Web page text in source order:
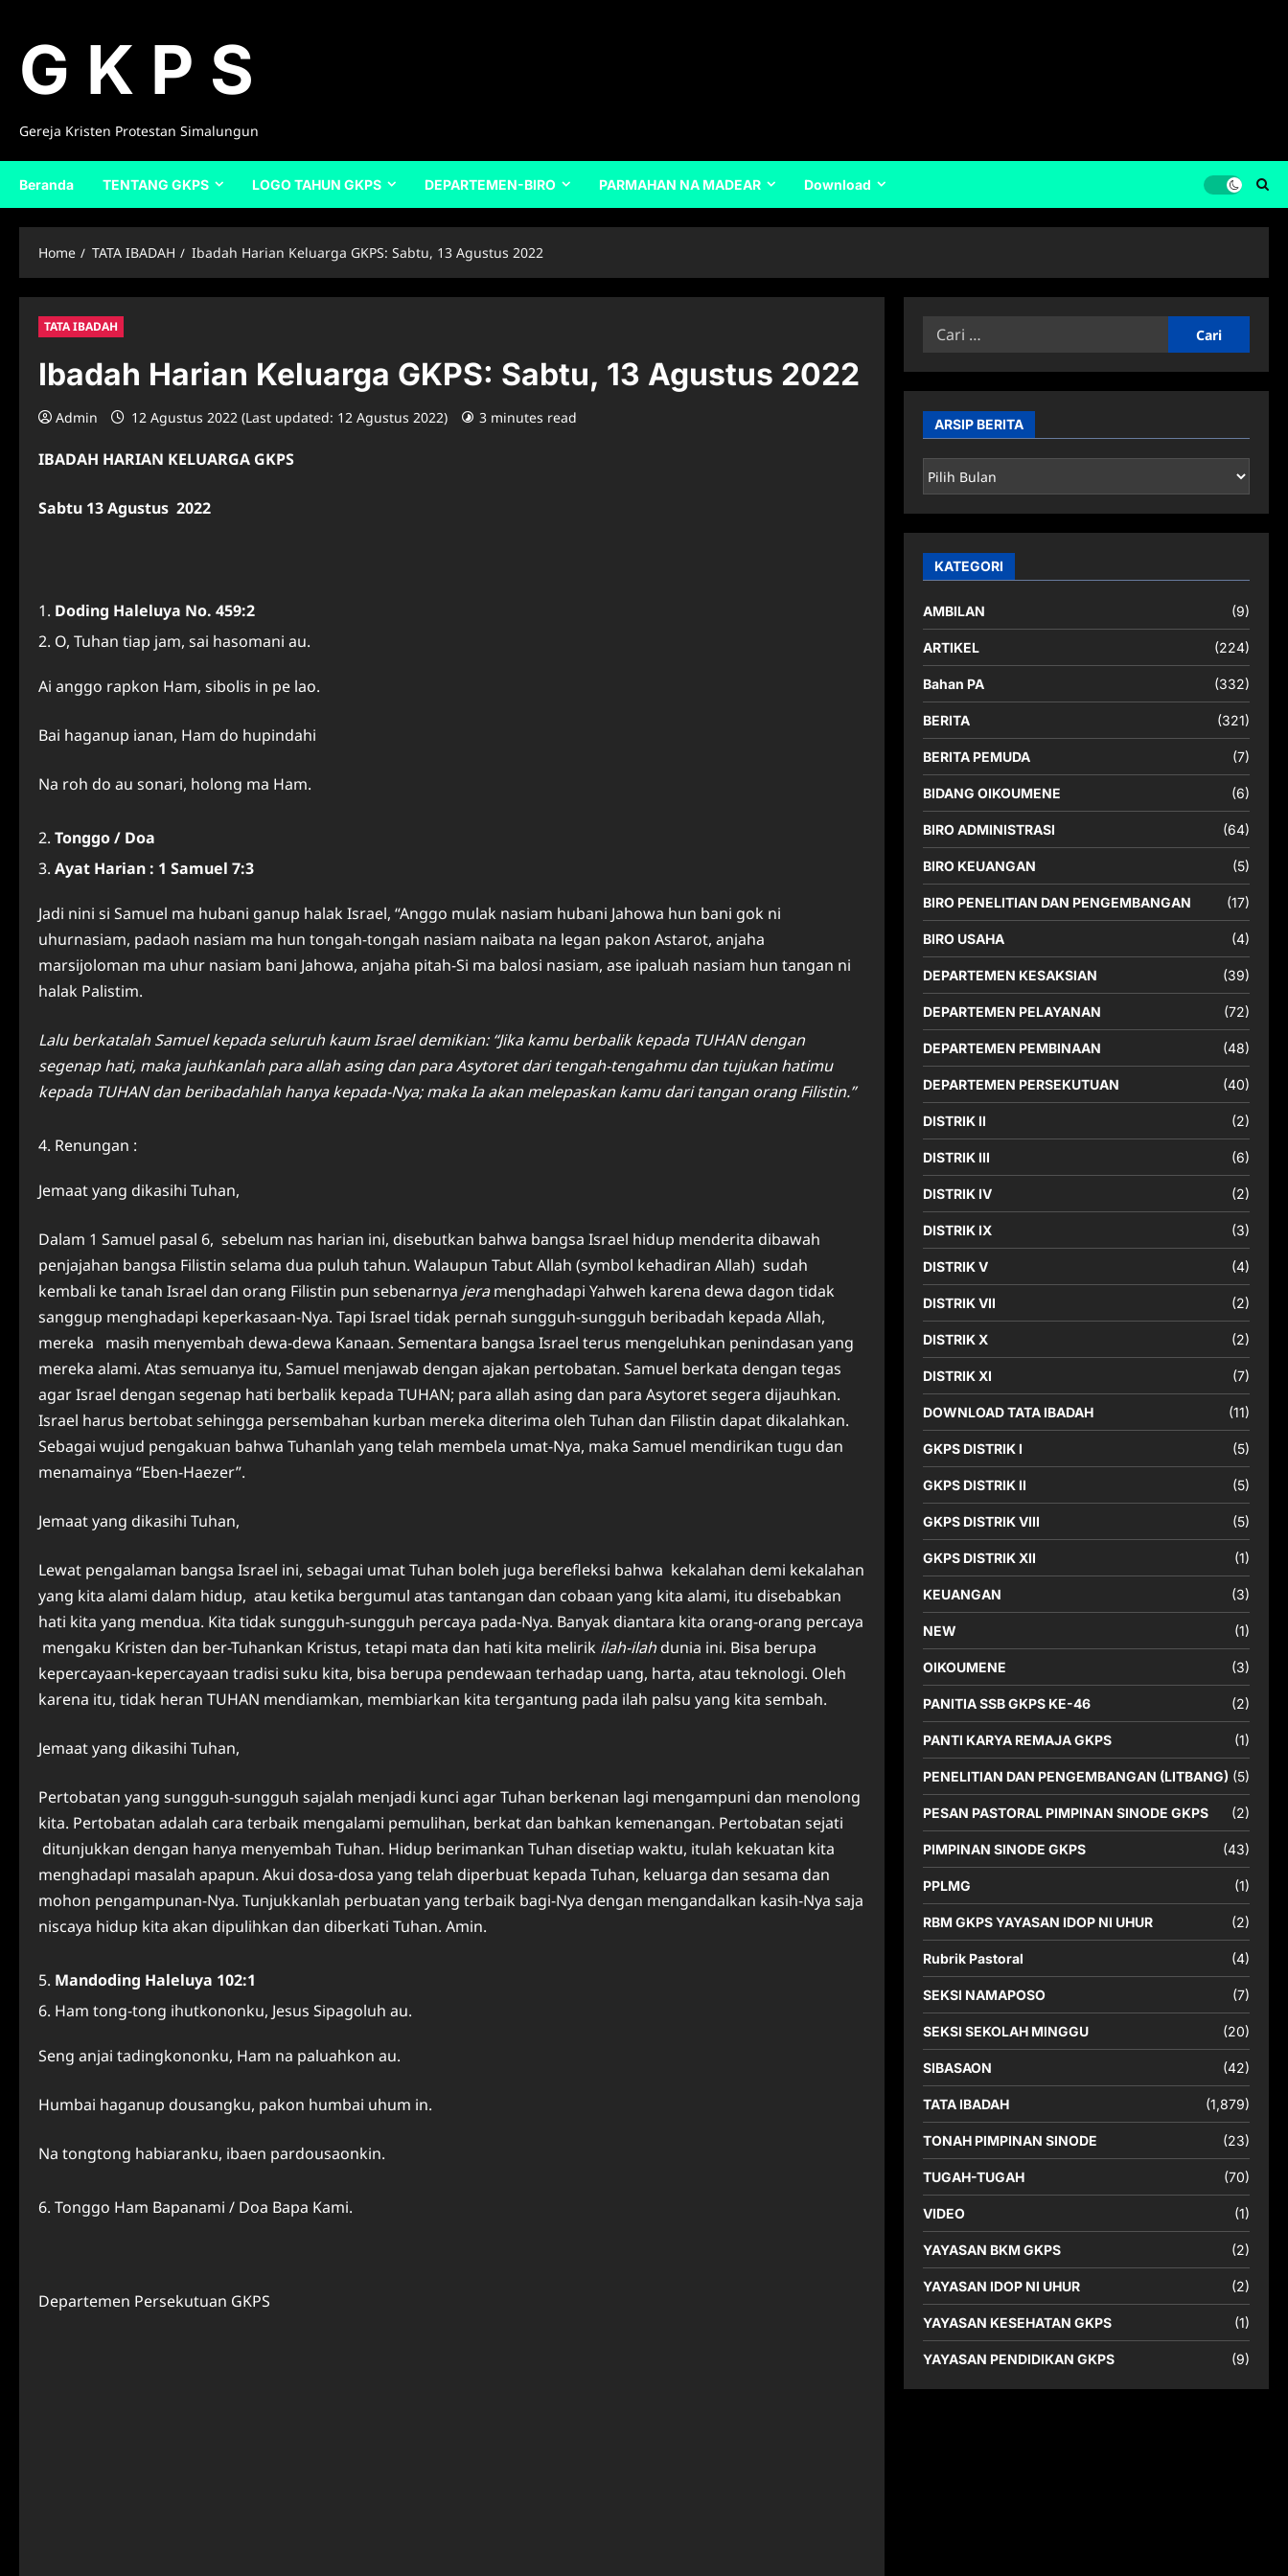
contentG K P S
Gereja Kristen Protestan Simalungun
Beranda TENTANG GKPS LOGO TAHUN GKPS DEPARTEMEN-BIRO PARMAHAN NA MADEAR Download
Home TATA IBADAH Ibadah Harian Keluarga GKPS: Sabtu, 13 Agustus 2022
TATA IBADAH
Ibadah Harian Keluarga GKPS: Sabtu, 13 Agustus 2022
Admin 12 Agustus 2022 (Last updated: 12 Agustus 2022) 3 minutes read
IBADAH HARIAN KELUARGA GKPS
Sabtu 13 Agustus 2022
Doding Haleluya No. 459:2
O, Tuhan tiap jam, sai hasomani au.
Ai anggo rapkon Ham, sibolis in pe lao.
Bai haganup ianan, Ham do hupindahi
Na roh do au sonari, holong ma Ham.
Tonggo / Doa
Ayat Harian : 1 Samuel 7:3
Jadi nini si Samuel ma hubani ganup halak Israel, “Anggo mulak nasiam hubani Jahowa hun bani gok ni
uhurnasiam, padaoh nasiam ma hun tongah-tongah nasiam naibata na legan pakon Astarot, anjaha
marsijoloman ma uhur nasiam bani Jahowa, anjaha pitah-Si ma balosi nasiam, ase ipaluah nasiam hun tangan ni
halak Palistim.
Lalu berkatalah Samuel kepada seluruh kaum Israel demikian: “Jika kamu berbalik kepada TUHAN dengan
segenap hati, maka jauhkanlah para allah asing dan para Asytoret dari tengah-tengahmu dan tujukan hatimu
kepada TUHAN dan beribadahlah hanya kepada-Nya; maka Ia akan melepaskan kamu dari tangan orang Filistin.”
Renungan :
Jemaat yang dikasihi Tuhan,
Dalam 1 Samuel pasal 6, sebelum nas harian ini, disebutkan bahwa bangsa Israel hidup menderita dibawah
penjajahan bangsa Filistin selama dua puluh tahun. Walaupun Tabut Allah (symbol kehadiran Allah) sudah
kembali ke tanah Israel dan orang Filistin pun sebenarnya jeramenghadapi Yahweh karena dewa dagon tidak
sanggup menghadapi keperkasaan-Nya. Tapi Israel tidak pernah sungguh-sungguh beribadah kepada Allah,
mereka masih menyembah dewa-dewa Kanaan. Sementara bangsa Israel terus mengeluhkan penindasan yang
mereka alami. Atas semuanya itu, Samuel menjawab dengan ajakan pertobatan. Samuel berkata dengan tegas
agar Israel dengan segenap hati berbalik kepada TUHAN; para allah asing dan para Asytoret segera dijauhkan.
Israel harus bertobat sehingga persembahan kurban mereka diterima oleh Tuhan dan Filistin dapat dikalahkan.
Sebagai wujud pengakuan bahwa Tuhanlah yang telah membela umat-Nya, maka Samuel mendirikan tugu dan
menamainya “Eben-Haezer”.
Jemaat yang dikasihi Tuhan,
Lewat pengalaman bangsa Israel ini, sebagai umat Tuhan boleh juga berefleksi bahwa kekalahan demi kekalahan
yang kita alami dalam hidup, atau ketika bergumul atas tantangan dan cobaan yang kita alami, itu disebabkan
hati kita yang mendua. Kita tidak sungguh-sungguh percaya pada-Nya. Banyak diantara kita orang-orang percaya
mengaku Kristen dan ber-Tuhankan Kristus, tetapi mata dan hati kita melirik ilah-ilah dunia ini. Bisa berupa
kepercayaan-kepercayaan tradisi suku kita, bisa berupa pendewaan terhadap uang, harta, atau teknologi. Oleh
karena itu, tidak heran TUHAN mendiamkan, membiarkan kita tergantung pada ilah palsu yang kita sembah.
Jemaat yang dikasihi Tuhan,
Pertobatan yang sungguh-sungguh sajalah menjadi kunci agar Tuhan berkenan lagi mengampuni dan menolong
kita. Pertobatan adalah cara terbaik mengalami pemulihan, berkat dan bahkan kemenangan. Pertobatan sejati
ditunjukkan dengan hanya menyembah Tuhan. Hidup berimankan Tuhan disetiap waktu, itulah kekuatan kita
menghadapi masalah apapun. Akui dosa-dosa yang telah diperbuat kepada Tuhan, keluarga dan sesama dan
mohon pengampunan-Nya. Tunjukkanlah perbuatan yang terbaik bagi-Nya dengan mengandalkan kasih-Nya saja
niscaya hidup kita akan dipulihkan dan diberkati Tuhan. Amin.
Mandoding Haleluya 102:1
Ham tong-tong ihutkononku, Jesus Sipagoluh au.
Seng anjai tadingkononku, Ham na paluahkon au.
Humbai haganup dousangku, pakon humbai uhum in.
Na tongtong habiaranku, ibaen pardousaonkin.
Tonggo Ham Bapanami / Doa Bapa Kami.
Departemen Persekutuan GKPS
Cari
ARSIP BERITA
ARSIP
BERITA
KATEGORI
AMBILAN (9)
ARTIKEL (224)
Bahan PA (332)
BERITA (321)
BERITA PEMUDA (7)
BIDANG OIKOUMENE (6)
BIRO ADMINISTRASI (64)
BIRO KEUANGAN (5)
BIRO PENELITIAN DAN PENGEMBANGAN (17)
BIRO USAHA (4)
DEPARTEMEN KESAKSIAN (39)
DEPARTEMEN PELAYANAN (72)
DEPARTEMEN PEMBINAAN (48)
DEPARTEMEN PERSEKUTUAN (40)
DISTRIK II (2)
DISTRIK III (6)
DISTRIK IV (2)
DISTRIK IX (3)
DISTRIK V (4)
DISTRIK VII (2)
DISTRIK X (2)
DISTRIK XI (7)
DOWNLOAD TATA IBADAH (11)
GKPS DISTRIK I (5)
GKPS DISTRIK II (5)
GKPS DISTRIK VIII (5)
GKPS DISTRIK XII (1)
KEUANGAN (3)
NEW (1)
OIKOUMENE (3)
PANITIA SSB GKPS KE-46 (2)
PANTI KARYA REMAJA GKPS (1)
PENELITIAN DAN PENGEMBANGAN (LITBANG) (5)
PESAN PASTORAL PIMPINAN SINODE GKPS (2)
PIMPINAN SINODE GKPS (43)
PPLMG (1)
RBM GKPS YAYASAN IDOP NI UHUR (2)
Rubrik Pastoral (4)
SEKSI NAMAPOSO (7)
SEKSI SEKOLAH MINGGU (20)
SIBASAON (42)
TATA IBADAH (1,879)
TONAH PIMPINAN SINODE (23)
TUGAH-TUGAH (70)
VIDEO (1)
YAYASAN BKM GKPS (2)
YAYASAN IDOP NI UHUR (2)
YAYASAN KESEHATAN GKPS (1)
YAYASAN PENDIDIKAN GKPS (9)